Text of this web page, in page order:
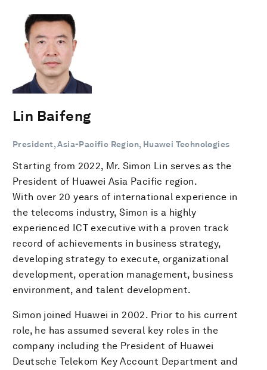
Lin Baifeng
President, Asia-Pacific Region, Huawei Technologies
Starting from 2022, Mr. Simon Lin serves as the
President of Huawei Asia Pacific region.
With over 20 years of international experience in
the telecoms industry, Simon is a highly
experienced ICT executive with a proven track
record of achievements in business strategy,
developing strategy to execute, organizational
development, operation management, business
environment, and talent development.
Simon joined Huawei in 2002. Prior to his current
role, he has assumed several key roles in the
company including the President of Huawei
Deutsche Telekom Key Account Department and